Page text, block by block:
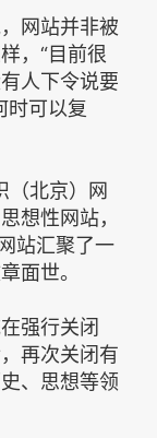
网站并非被
，“目前很
人下令说要
时可以复
（北京）网
想性网站，
站汇聚了一
面世。
强行关闭
再次关闭有
、思想等领